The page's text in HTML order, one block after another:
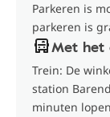
Parkeren is
parkeren is
Met het
Trein: De
station
minuten